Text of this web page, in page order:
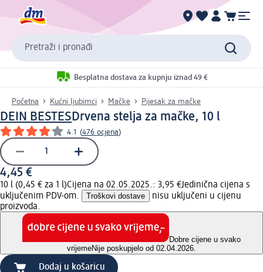
Pretraži i pronađi
Besplatna dostava za kupnju iznad 49 €
Početna Kućni ljubimci Mačke Pijesak za mačke
DEIN BESTESDrvena stelja za mačke, 10 l
4.1 (476 ocjena)
4,45 €
10 l (0,45 € za 1 l)Cijena na 02.05.2025.: 3,95 €Jedinična cijena s
uključenim PDV-om.
Troškovi dostave
nisu uključeni u cijenu
proizvoda.
Dobre cijene u svako
vrijemeNije poskupjelo od 02.04.2026.
Dodaj u košaricu